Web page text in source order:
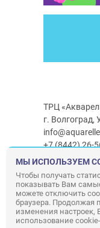
ТРЦ
г. Волгоград,
+7 (8442) 26-
Часы работы
Часы
Часы работы
Правила
МЫ ИСПОЛЬЗУЕМ
Чтобы получать
показывать Вам
можете отключить
браузера. Продолжая
изменения настроек,
использование